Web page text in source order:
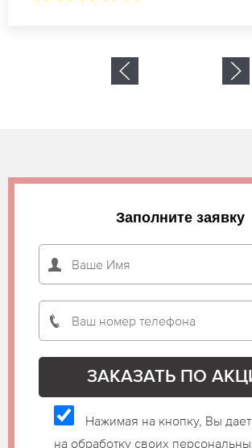
Заполните заявку
Нажимая на кнопку, Вы
на обработку своих